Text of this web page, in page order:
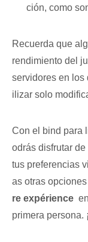
ción, como
Recuerda que⁤
rendimiento⁢ del
servidores en los
ilizar solo
Con⁢ el bind para
odrás disfrutar​
tus preferencias
as otras⁣
re expérience
primera persona.